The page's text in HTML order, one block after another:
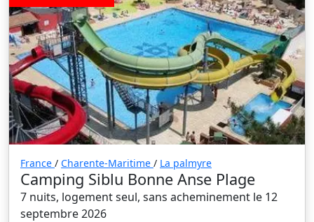
France / Charente-Maritime / La palmyre
Camping Siblu Bonne Anse Plage
7 nuits, logement seul, sans acheminement le 12
septembre 2026